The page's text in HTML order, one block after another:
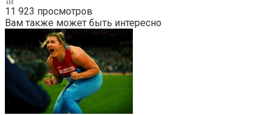
11 923 просмотров
Вам также может быть интересно